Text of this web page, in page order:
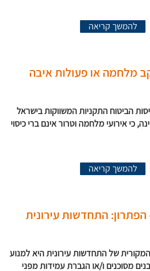
להמשך קריאה
מלחמה או פעולות איבה
הביטוח התקניות המשווקות בישראל
כי אירועי מלחמה וטרור אינם ברי כיסוי
להמשך קריאה
התחדשות עירונית
של התחדשות עירונית היא למנוע
מסוכנים ו/או הגברת עמידות מפני